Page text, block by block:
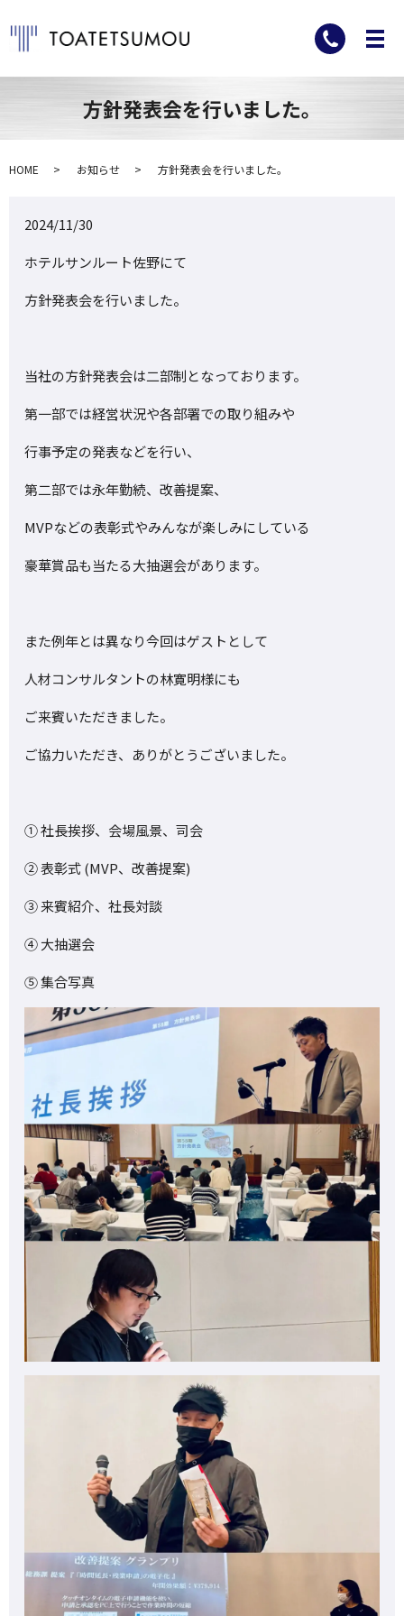
方針発表会を行いました。
HOME お知らせ 方針発表会を行いました。
2024/11/30
ホテルサンルート佐野にて
方針発表会を行いました。
当社の方針発表会は二部制となっております。
第一部では経営状況や各部署での取り組みや
行事予定の発表などを行い、
第二部では永年勤続、改善提案、
MVPなどの表彰式やみんなが楽しみにしている
豪華賞品も当たる大抽選会があります。
また例年とは異なり今回はゲストとして
人材コンサルタントの林寛明様にも
ご来賓いただきました。
ご協力いただき、ありがとうございました。
① 社長挨拶、会場風景、司会
② 表彰式 (MVP、改善提案)
③ 来賓紹介、社長対談
④ 大抽選会
⑤ 集合写真